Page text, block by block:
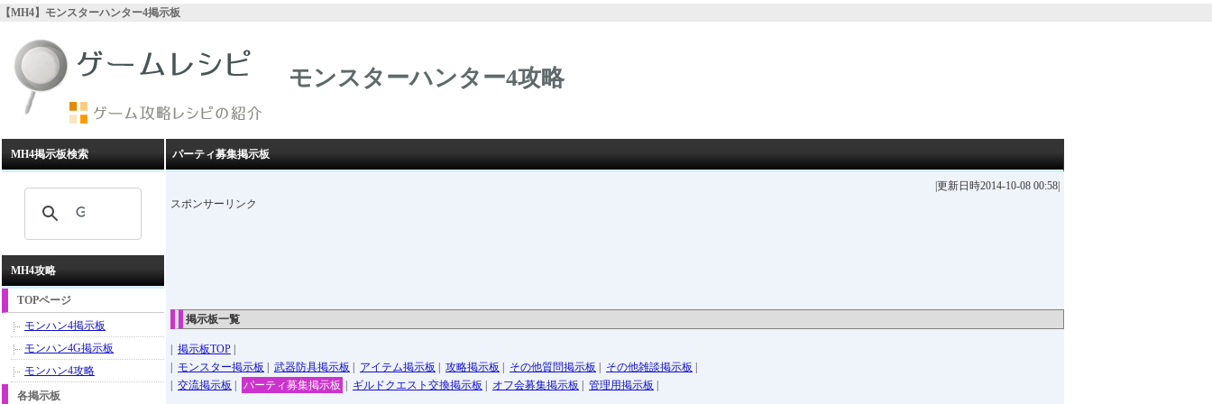
【MH4】モンスターハンター4掲示板
モンスターハンター4攻略
パーティ募集掲示板
|更新日時2014-10-08 00:58|
スポンサーリンク
掲示板一覧
掲示板TOP
モンスター掲示板 武器防具掲示板 アイテム掲示板 攻略掲示板 その他質問掲示板 その他雑談掲示板
交流掲示板 パーティ募集掲示板 ギルドクエスト交換掲示板 オフ会募集掲示板 管理用掲示板
MH4掲示板検索
MH4攻略
TOPページ
モンハン4掲示板
モンハン4G掲示板
モンハン4攻略
各掲示板